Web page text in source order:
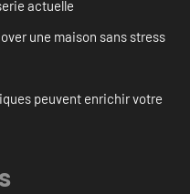
actuelle
une maison sans stress
peuvent enrichir votre